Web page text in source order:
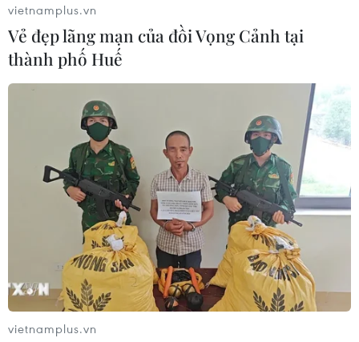
vietnamplus.vn
Vẻ đẹp lãng mạn của đồi Vọng Cảnh tại
thành phố Huế
vietnamplus.vn